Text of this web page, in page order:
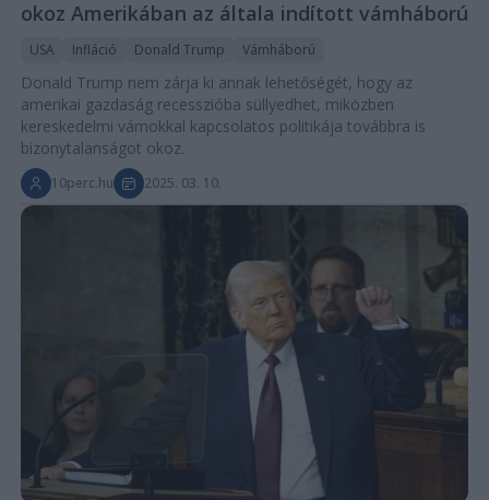
okoz Amerikában az általa indított vámháború
USA Infláció Donald Trump Vámháború
Donald Trump nem zárja ki annak lehetőségét, hogy az
amerikai gazdaság recesszióba süllyedhet, miközben
kereskedelmi vámokkal kapcsolatos politikája továbbra is
bizonytalanságot okoz.
10perc.hu 2025. 03. 10.